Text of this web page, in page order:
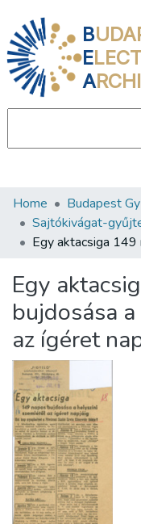
B
E
A
Communities &
All of DSpace
About us
Home Budapest
Sajtókivágat-
Egy
bujdosása
az ígéret